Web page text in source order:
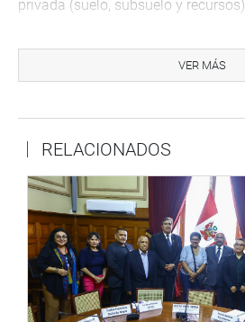
privada (suelo, subsuelo y
Previamente, la directora general
Martha Aldana Durán, y el director
Organismo de Evaluación y
a fin de dar su opiniones técnicas
los pozos abandonados en la
en la Resolución Ministerial N.°
que aprueba la Cuarta
Pasivos Ambientales del
alternativas de solución para que
ambiental.
VER MÁS
RELACIONADOS